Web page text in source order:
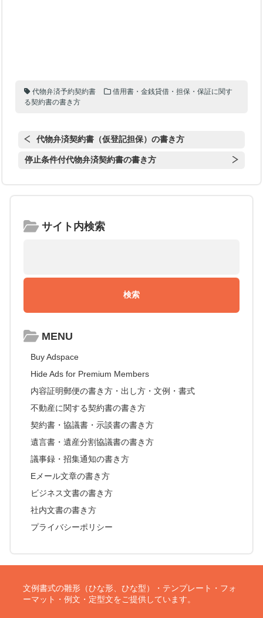
代物弁済予約契約書
借用書・金銭貸借・担保・保証に関す
る契約書の書き方
代物弁済契約書（仮登記担保）の書き方
停止条件付代物弁済契約書の書き方
サイト内検索
MENU
Buy Adspace
Hide Ads for Premium Members
内容証明郵便の書き方・出し方・文例・書式
不動産に関する契約書の書き方
契約書・協議書・示談書の書き方
遺言書・遺産分割協議書の書き方
議事録・招集通知の書き方
Eメール文章の書き方
ビジネス文書の書き方
社内文書の書き方
プライバシーポリシー
文例書式の雛形（ひな形、ひな型）・テンプレート・フォ
ーマット・例文・定型文をご提供しています。